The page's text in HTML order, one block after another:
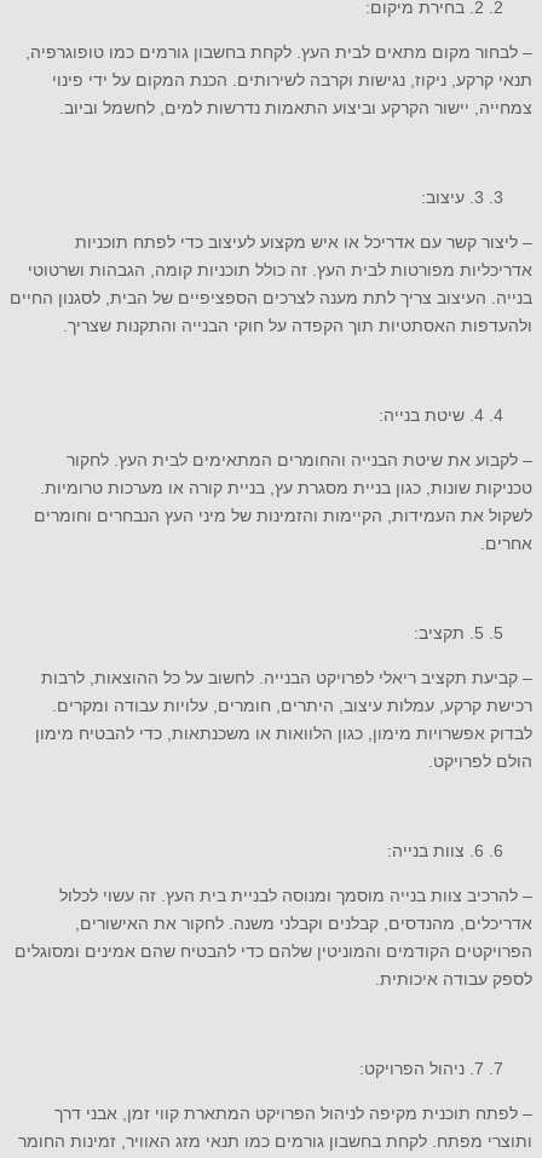
2. בחירת מיקום:
– לבחור מקום מתאים לבית העץ. לקחת בחשבון גורמים כמו טופוגרפיה,
תנאי קרקע, ניקוז, נגישות וקרבה לשירותים. הכנת המקום על ידי פינוי
צמחייה, יישור הקרקע וביצוע התאמות נדרשות למים, לחשמל וביוב.
3. עיצוב:
– ליצור קשר עם אדריכל או איש מקצוע לעיצוב כדי לפתח תוכניות
אדריכליות מפורטות לבית העץ. זה כולל תוכניות קומה, הגבהות ושרטוטי
בנייה. העיצוב צריך לתת מענה לצרכים הספציפיים של הבית, לסגנון החיים
ולהעדפות האסתטיות תוך הקפדה על חוקי הבנייה והתקנות שצריך.
4. שיטת בנייה:
– לקבוע את שיטת הבנייה והחומרים המתאימים לבית העץ. לחקור
טכניקות שונות, כגון בניית מסגרת עץ, בניית קורה או מערכות טרומיות.
לשקול את העמידות, הקיימות והזמינות של מיני העץ הנבחרים וחומרים
אחרים.
5. תקציב:
– קביעת תקציב ריאלי לפרויקט הבנייה. לחשוב על כל ההוצאות, לרבות
רכישת קרקע, עמלות עיצוב, היתרים, חומרים, עלויות עבודה ומקרים.
לבדוק אפשרויות מימון, כגון הלוואות או משכנתאות, כדי להבטיח מימון
הולם לפרויקט.
6. צוות בנייה:
– להרכיב צוות בנייה מוסמך ומנוסה לבניית בית העץ. זה עשוי לכלול
אדריכלים, מהנדסים, קבלנים וקבלני משנה. לחקור את האישורים,
הפרויקטים הקודמים והמוניטין שלהם כדי להבטיח שהם אמינים ומסוגלים
לספק עבודה איכותית.
7. ניהול הפרויקט:
– לפתח תוכנית מקיפה לניהול הפרויקט המתארת ​​קווי זמן, אבני דרך
ותוצרי מפתח. לקחת בחשבון גורמים כמו תנאי מזג האוויר, זמינות החומר